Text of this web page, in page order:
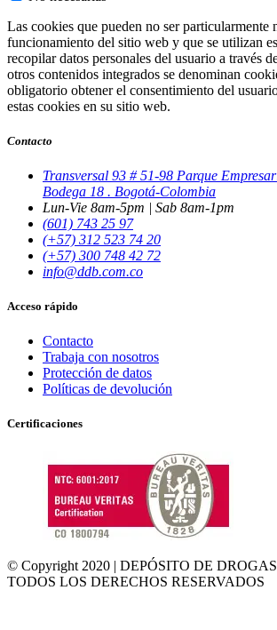
Las cookies que pueden no ser particularmente
funcionamiento del sitio web y que se utilizan
recopilar datos personales del usuario a través
otros contenidos integrados se denominan
obligatorio obtener el consentimiento del
estas cookies en su sitio web.
Contacto
Transversal 93 # 51-98 Parque
Bodega 18 . Bogotá-Colombia
Lun-Vie 8am-5pm | Sab 8am-1pm
(601) 743 25 97
(+57) 312 523 74 20
(+57) 300 748 42 72
info@ddb.com.co
Acceso rápido
Contacto
Trabaja con nosotros
Protección de datos
Políticas de devolución
Certificaciones
© Copyright 2020 | DEPÓSITO DE
TODOS LOS DERECHOS RESERVADOS